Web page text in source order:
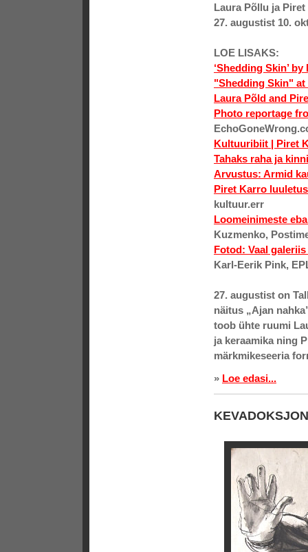
Laura Põllu ja
27. augustist 10.
LOE LISAKS:
‘Shedding Skin’
"Shedding Skin" at
Laura Põld and
Photo reportage
Kultuuribiit | Piret
Tahaks raha ja
Arvustus: Armid
Piret Karro
kultuur.err
Loomeinimeste
Kuzmenko,
Fotod: Vaal
Karl-Eerik Pink,
27. augustist on
näitus „Ajan
toob ühte ruumi
ja keraamika ning
märkmikeseeria
» Loe edasi...